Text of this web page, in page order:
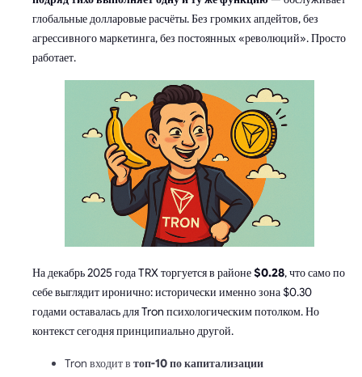
глобальные долларовые расчёты. Без громких апдейтов, без
агрессивного маркетинга, без постоянных «революций». Просто
работает.
На декабрь 2025 года TRX торгуется в районе$0.28, что само по
себе выглядит иронично: исторически именно зона $0.30
годами оставалась для Tron психологическим потолком. Но
контекст сегодня принципиально другой.
Tron входит в топ-10 по капитализации